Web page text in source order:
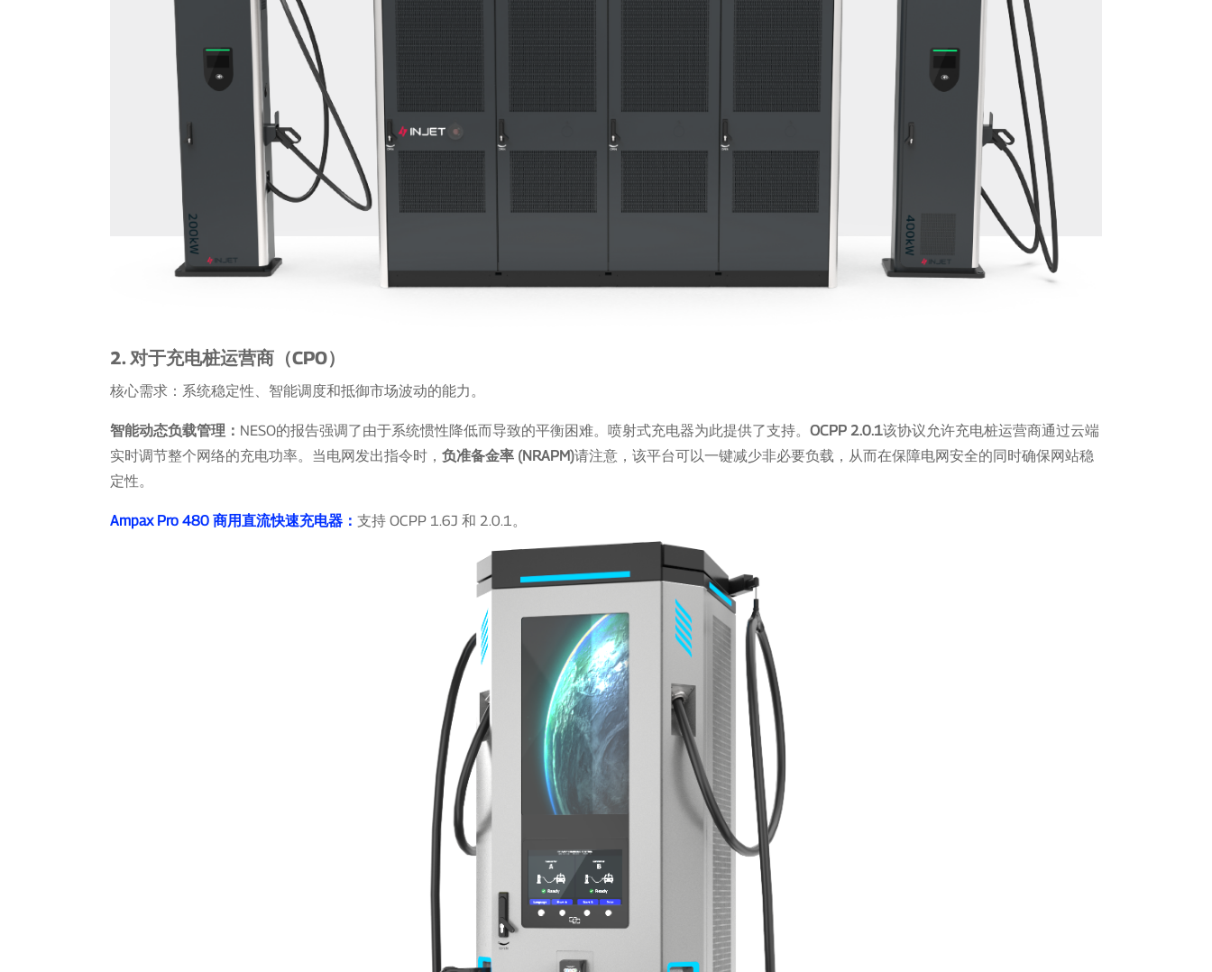
2. 对于充电桩运营商（CPO）
核心需求：系统稳定性、智能调度和抵御市场波动的能力。
智能动态负载管理： NESO的报告强调了由于系统惯性降低而导致的平衡困难。喷射式充电器为此提供了支持。 OCPP 2.0.1该协议允许充电桩运营商通过云端
实时调节整个网络的充电功率。当电网发出指令时， 负准备金率 (NRAPM)请注意，该平台可以一键减少非必要负载，从而在保障电网安全的同时确保网站稳
定性。
Ampax Pro 480 商用直流快速充电器： 支持 OCPP 1.6J 和 2.0.1。